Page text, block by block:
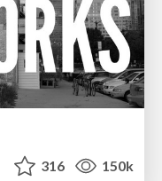
316 150k